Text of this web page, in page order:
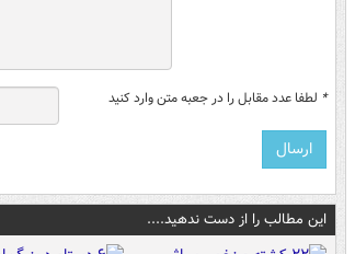
* لطفا عدد مقابل را در جعبه متن وارد کنید
این مطالب را از دست ندهید....